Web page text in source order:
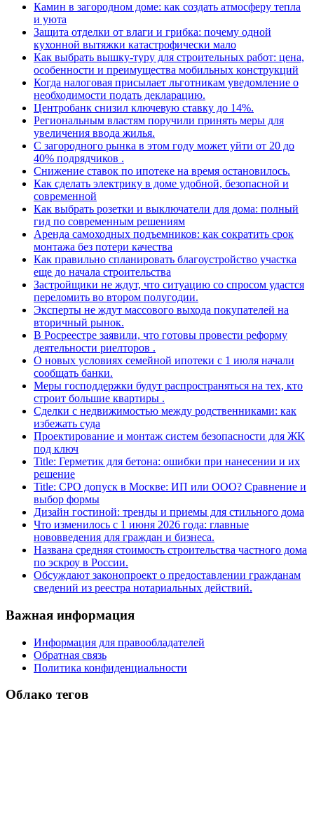
Камин в загородном доме: как создать атмосферу тепла
и уюта
Защита отделки от влаги и грибка: почему одной
кухонной вытяжки катастрофически мало
Как выбрать вышку-туру для строительных работ: цена,
особенности и преимущества мобильных конструкций
Когда налоговая присылает льготникам уведомление о
необходимости подать декларацию.
Центробанк снизил ключевую ставку до 14%.
Региональным властям поручили принять меры для
увеличения ввода жилья.
С загородного рынка в этом году может уйти от 20 до
40% подрядчиков .
Снижение ставок по ипотеке на время остановилось.
Как сделать электрику в доме удобной, безопасной и
современной
Как выбрать розетки и выключатели для дома: полный
гид по современным решениям
Аренда самоходных подъемников: как сократить срок
монтажа без потери качества
Как правильно спланировать благоустройство участка
еще до начала строительства
Застройщики не ждут, что ситуацию со спросом удастся
переломить во втором полугодии.
Эксперты не ждут массового выхода покупателей на
вторичный рынок.
В Росреестре заявили, что готовы провести реформу
деятельности риелторов .
О новых условиях семейной ипотеки с 1 июля начали
сообщать банки.
Меры господдержки будут распространяться на тех, кто
строит большие квартиры .
Сделки с недвижимостью между родственниками: как
избежать суда
Проектирование и монтаж систем безопасности для ЖК
под ключ
Title: Герметик для бетона: ошибки при нанесении и их
решение
Title: СРО допуск в Москве: ИП или ООО? Сравнение и
выбор формы
Дизайн гостиной: тренды и приемы для стильного дома
Что изменилось с 1 июня 2026 года: главные
нововведения для граждан и бизнеса.
Названа средняя стоимость строительства частного дома
по эскроу в России.
Обсуждают законопроект о предоставлении гражданам
сведений из реестра нотариальных действий.
Важная информация
Информация для правообладателей
Обратная связь
Политика конфиденциальности
Облако тегов